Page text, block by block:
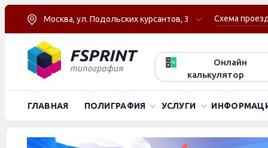
Москва, ул. Подольских курсантов, 3 Схема
Онлайн
калькулятор
ГЛАВНАЯ ПОЛИГРАФИЯ УСЛУГИ